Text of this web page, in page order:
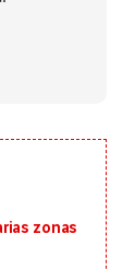
zonas
su